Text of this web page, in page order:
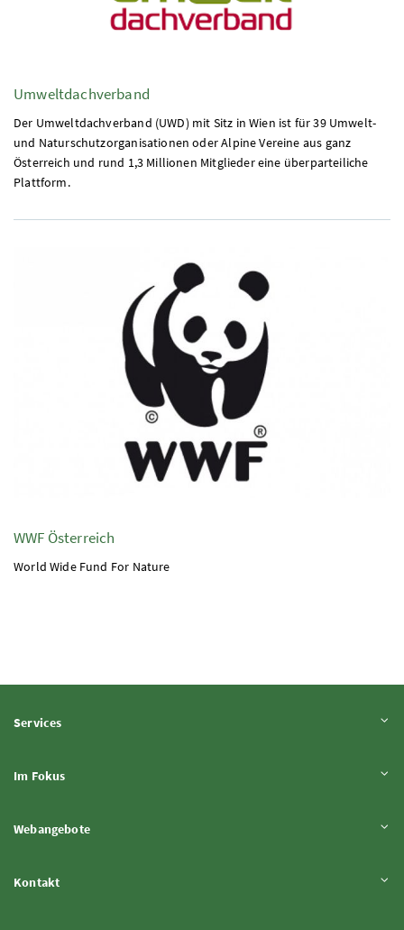
Umweltdachverband
Der Umweltdachverband (UWD) mit Sitz in Wien ist für 39 Umwelt-
und Naturschutzorganisationen oder Alpine Vereine aus ganz
Österreich und rund 1,3 Millionen Mitglieder eine überparteiliche
Plattform.
WWF Österreich
World Wide Fund For Nature
ServicesInhalt aufklappen
Im FokusInhalt aufklappen
WebangeboteInhalt aufklappen
KontaktInhalt aufklappen